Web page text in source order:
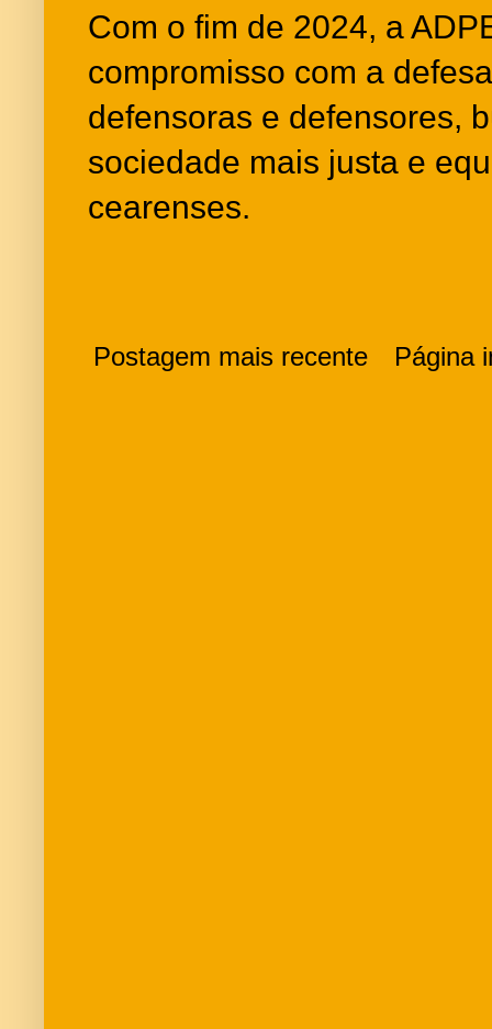
Com o fim de 2024, a
compromisso com a
defensoras e defensores,
sociedade mais justa e
cearenses.
Postagem mais recente Página